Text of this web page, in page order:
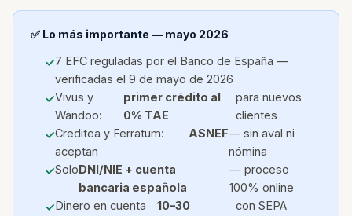
✅ Lo más importante — mayo 2026
7 EFC reguladas por el Banco de España —
verificadas el 9 de mayo de 2026
Vivus y
Wandoo:
primer crédito al
0% TAE
para nuevos
clientes
Creditea y Ferratum:
aceptan
ASNEF— sin aval ni
nómina
SoloDNI/NIE + cuenta
bancaria española
— proceso
100% online
Dinero en cuenta
10–30
con SEPA